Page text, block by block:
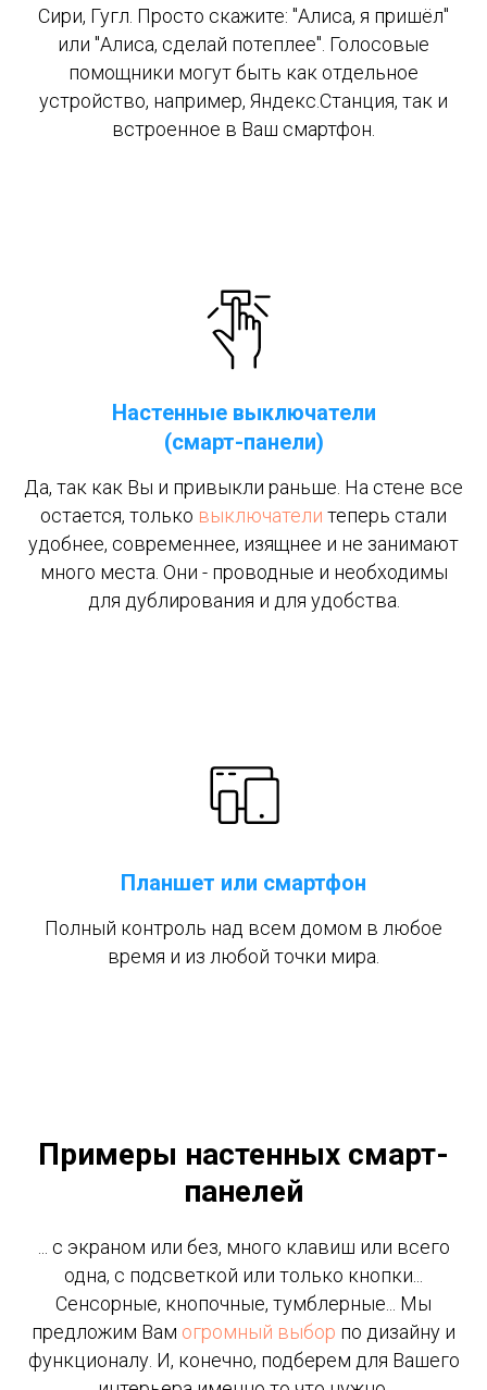
Сири, Гугл. Просто скажите: "Алиса, я пришёл"
или "Алиса, сделай потеплее". Голосовые
помощники могут быть как отдельное
устройство, например, Яндекс.Станция, так и
встроенное в Ваш смартфон.
Настенные выключатели
(смарт-панели)
Да, так как Вы и привыкли раньше. На стене все
остается, только выключатели теперь стали
удобнее, современнее, изящнее и не занимают
много места. Они - проводные и необходимы
для дублирования и для удобства.
Планшет или смартфон
Полный контроль над всем домом в любое
время и из любой точки мира.
Примеры настенных смарт-
панелей
... c экраном или без, много клавиш или всего
одна, с подсветкой или только кнопки...
Сенсорные, кнопочные, тумблерные... Мы
предложим Вам огромный выбор по дизайну и
функционалу. И, конечно, подберем для Вашего